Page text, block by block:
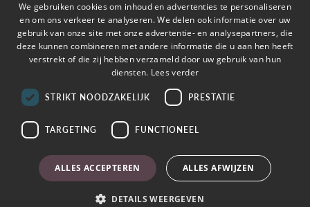
Wie zijn wij?
Onze winkels
Bedrijfsgegevens
Copyright © 2026 TenSen Juweliers. All rights reserved - BE0407.661.108 - Powered
We gebruiken cookies om inhoud en advertenties te personaliseren
en om ons verkeer te analyseren. We delen ook informatie over uw
gebruik van onze site met onze advertentie- en analysepartners, die
deze kunnen combineren met andere informatie die u aan hen heeft
verstrekt of die zij hebben verzameld door uw gebruik van hun
diensten. Lees verder
STRIKT NOODZAKELIJK PRESTATIE
TARGETING FUNCTIONEEL
ALLES ACCEPTEREN ALLES AFWIJZEN
DETAILS WEERGEVEN